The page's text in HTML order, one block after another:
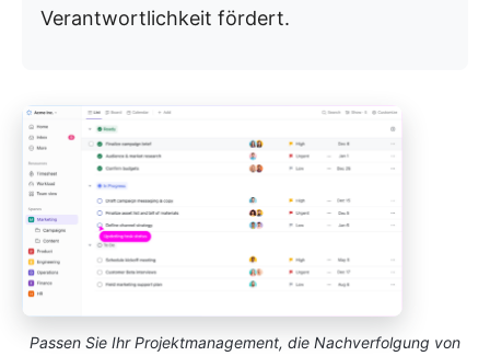
Verantwortlichkeit fördert.
Passen Sie Ihr Projektmanagement, die Nachverfolgung von